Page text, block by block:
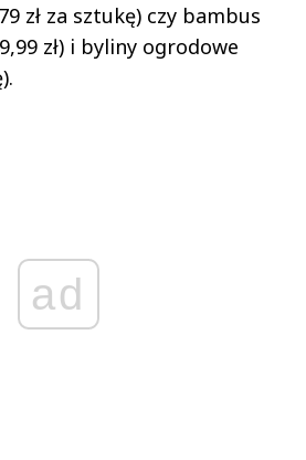
zł za sztukę) czy bambus
zł) i byliny ogrodowe
ad